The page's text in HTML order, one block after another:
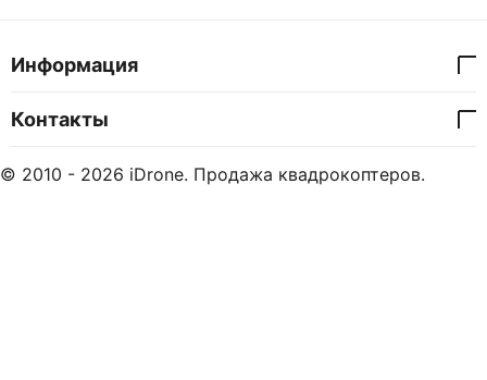
Информация
Контакты
© 2010 - 2026 iDrone. Продажа квадрокоптеров.